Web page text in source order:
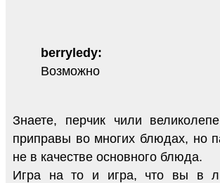
berryledy:
Возможно
Знаете, перчик чили
приправы во многих блюдах, но
не в качестве основного блюда.
Игра на то и игра, что вы в